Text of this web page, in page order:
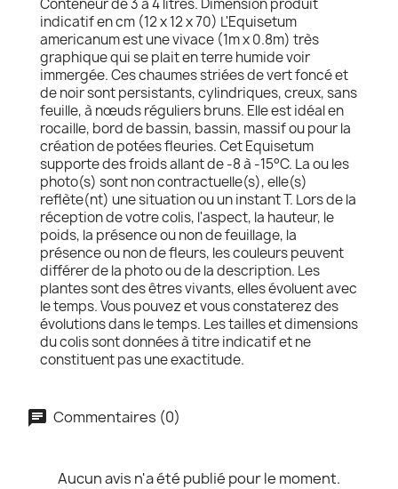
Conteneur de 3 à 4 litres. Dimension produit
indicatif en cm (12 x 12 x 70) L'Equisetum
americanum est une vivace (1m x 0.8m) très
graphique qui se plait en terre humide voir
immergée. Ces chaumes striées de vert foncé et
de noir sont persistants, cylindriques, creux, sans
feuille, à nœuds réguliers bruns. Elle est idéal en
rocaille, bord de bassin, bassin, massif ou pour la
création de potées fleuries. Cet Equisetum
supporte des froids allant de -8 à -15°C. La ou les
photo(s) sont non contractuelle(s), elle(s)
reflète(nt) une situation ou un instant T. Lors de la
réception de votre colis, l'aspect, la hauteur, le
poids, la présence ou non de feuillage, la
présence ou non de fleurs, les couleurs peuvent
différer de la photo ou de la description. Les
plantes sont des êtres vivants, elles évoluent avec
le temps. Vous pouvez et vous constaterez des
évolutions dans le temps. Les tailles et dimensions
du colis sont données à titre indicatif et ne
constituent pas une exactitude.
Commentaires (0)
Aucun avis n'a été publié pour le moment.